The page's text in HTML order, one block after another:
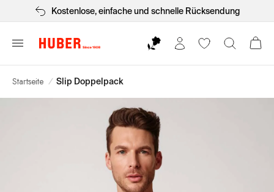
Kostenlose, einfache und schnelle Rücksendung
Startseite / Slip Doppelpack